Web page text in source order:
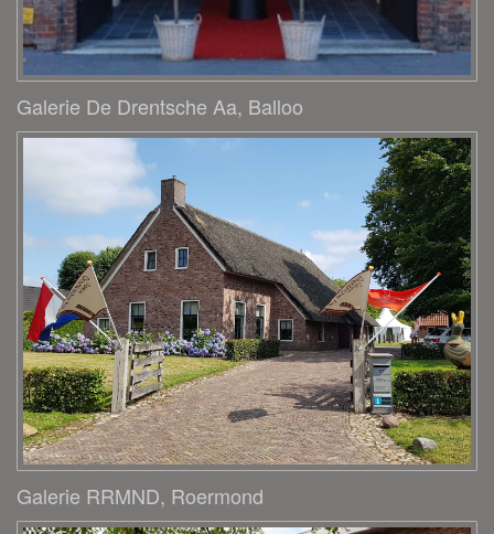
Galerie De Drentsche Aa, Balloo
Galerie RRMND, Roermond